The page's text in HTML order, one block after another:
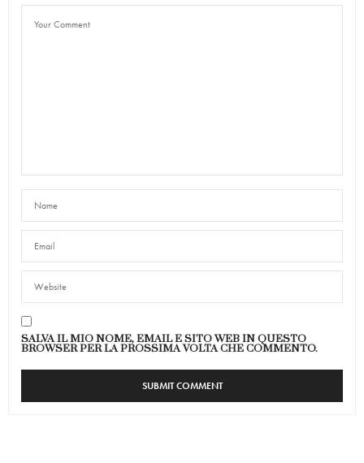
SALVA IL MIO NOME, EMAIL E SITO WEB IN QUESTO
BROWSER PER LA PROSSIMA VOLTA CHE COMMENTO.